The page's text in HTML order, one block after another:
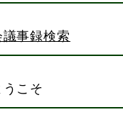
事録検索
こそ